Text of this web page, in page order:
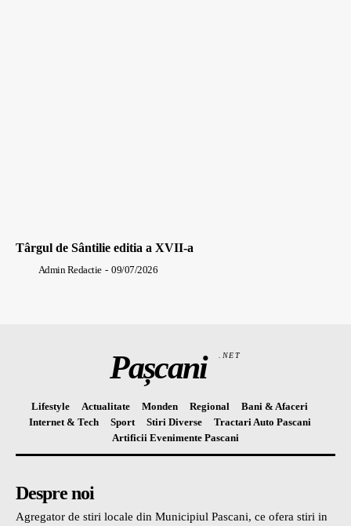
Târgul de Sântilie editia a XVII-a
Admin Redactie - 09/07/2026
Pașcani .NET
Lifestyle Actualitate Monden Regional
Bani & Afaceri
Internet & Tech
Sport Stiri Diverse
Tractari Auto Pascani
Artificii Evenimente Pascani
Despre noi
Agregator de stiri locale din Municipiul Pascani, ce ofera stiri in